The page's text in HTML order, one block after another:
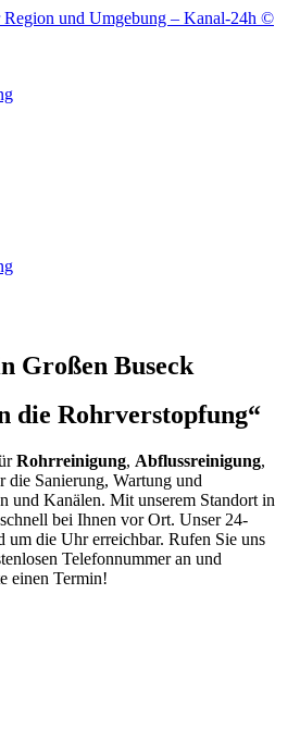
Großen Buseck
die Rohrverstopfung“
Rohrreinigung, Abflussreinigung,
die Sanierung, Wartung und
und Kanälen. Mit unserem Standort in
bei Ihnen vor Ort. Unser 24-
um die Uhr erreichbar. Rufen Sie uns
Telefonnummer an und
einen Termin!